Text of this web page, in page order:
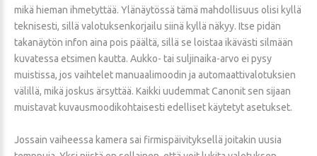
mikä hieman ihmetyttää. Ylänäytössä tämä mahdollisuus olisi kyllä
teknisesti, sillä valotuksenkorjailu siinä kyllä näkyy. Itse pidän
takanäytön infon aina pois päältä, sillä se loistaa ikävästi silmään
kuvatessa etsimen kautta. Aukko- tai suljinaika-arvo ei pysy
muistissa, jos vaihtelet manuaalimoodin ja automaattivalotuksien
välillä, mikä joskus ärsyttää. Kaikki uudemmat Canonit sen sijaan
muistavat kuvausmoodikohtaisesti edelliset käytetyt asetukset.
Jossain vaiheessa kamera sai firmispäivityksellä joitakin uusia